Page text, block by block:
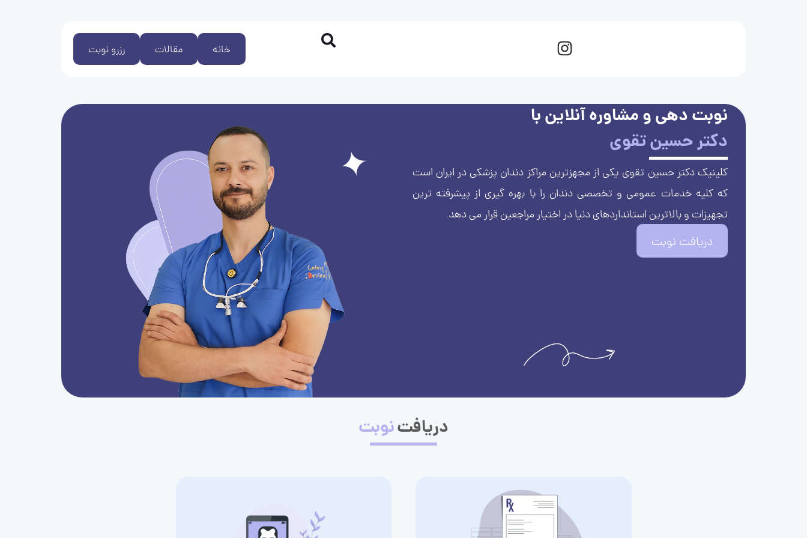
رزرو نوبت مقالات خانه
نوبت دهی و مشاوره آنلاین با
دکتر حسین تقوی
کلینیک دکتر حسین تقوی یکی از مجهزترین مراکز دندان پزشکی در ایران است
که کلیه خدمات عمومی و تخصصی دندان را با بهره گیری از پیشرفته ترین
تجهیزات و بالاترین استانداردهای دنیا در اختیار مراجعین قرار می دهد.
دریافت نوبت
دریافتنوبت